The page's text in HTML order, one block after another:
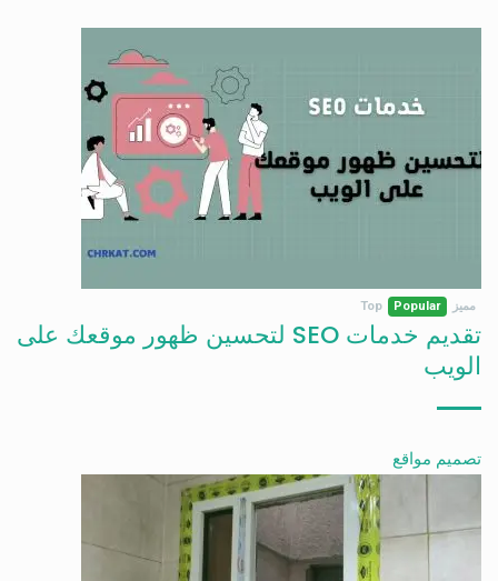
مميز Popular
Top
تقديم خدمات SEO لتحسين ظهور موقعك على
الويب
تصميم مواقع